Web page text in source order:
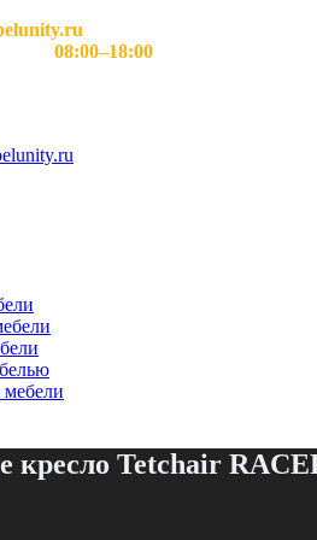
08:00–18:00
мебели
кресло Tetchair